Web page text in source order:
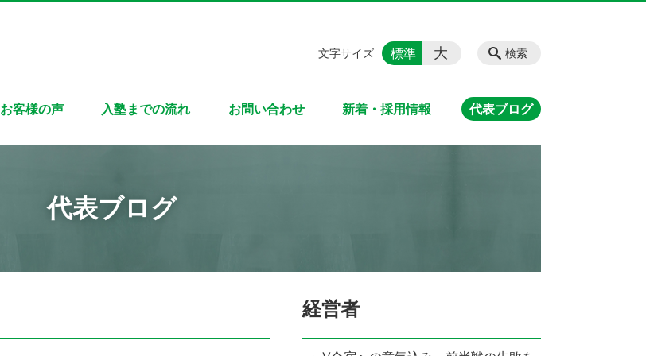
お客様の声 入塾までの流れ お問い合わせ 新着・採用情報 代表ブログ
検索
文字サイズ 標準 大
代表ブログ
経営者